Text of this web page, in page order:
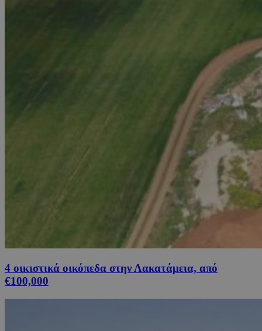
4 οικιστικά οικόπεδα στην Λακατάμεια, από
€100,000